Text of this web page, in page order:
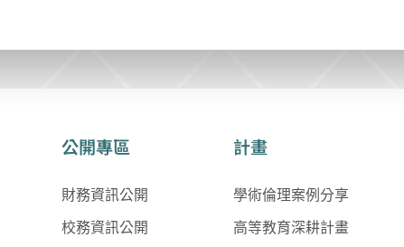
公開專區
財務資訊公開
校務資訊公開
計畫
學術倫理案例分享
高等教育深耕計畫